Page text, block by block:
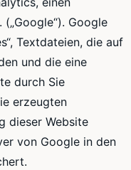
Google
Textdateien, die auf
und die eine
durch Sie
erzeugten
dieser Website
von Google in den